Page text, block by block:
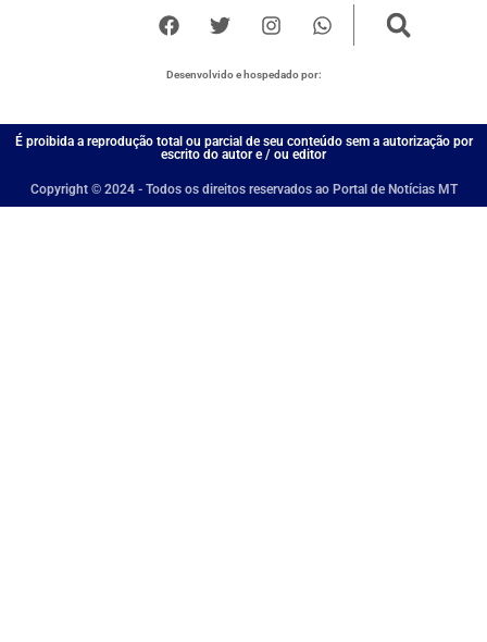
Desenvolvido e hospedado por:
É proibida a reprodução total ou parcial de seu conteúdo sem a autorização por
escrito do autor e / ou editor
Copyright © 2024 - Todos os direitos reservados ao Portal de Notícias MT